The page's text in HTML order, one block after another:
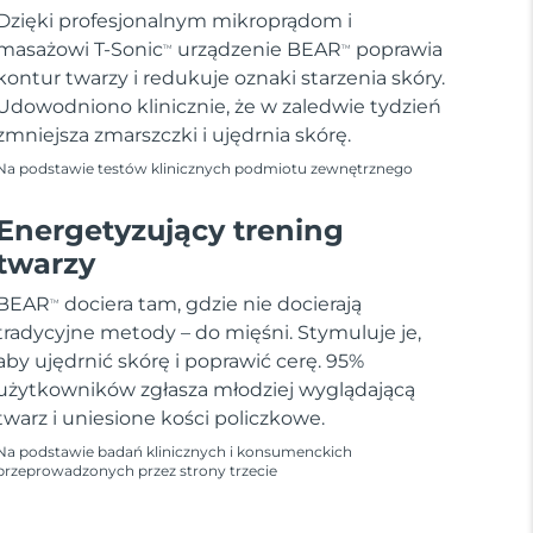
profesjonalnym mikroprądom i
T-SonicTM urządzenie BEARTM
poprawia
twarzy i redukuje oznaki starzenia skóry.
klinicznie, że w zaledwie tydzień
zmarszczki i ujędrnia skórę.
podstawie testów klinicznych podmiotu zewnętrznego
trening
TM
dociera tam, gdzie nie docierają
metody – do mięśni. Stymuluje je,
ujędrnić skórę i poprawić cerę. 95%
zgłasza młodziej wyglądającą
i uniesione kości policzkowe.
podstawie badań klinicznych i konsumenckich
przez strony trzecie